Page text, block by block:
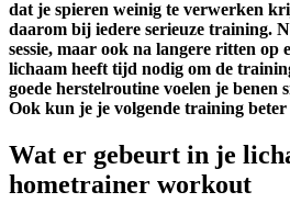
dat je spieren weinig te verwerken
daarom bij iedere serieuze training.
sessie, maar ook na langere ritten op
lichaam heeft tijd nodig om de
goede herstelroutine voelen je benen
Ook kun je je volgende training
Wat er gebeurt in je
hometrainer workout